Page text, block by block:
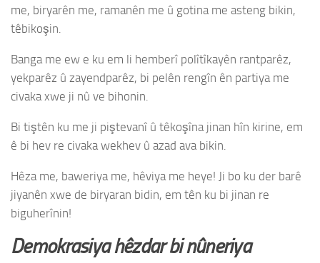
me, biryarên me, ramanên me û gotina me asteng bikin,
têbikoşin.
Banga me ew e ku em li hemberî polîtîkayên rantparêz,
yekparêz û zayendparêz, bi pelên rengîn ên partiya me
civaka xwe ji nû ve bihonin.
Bi tiştên ku me ji piştevanî û têkoşîna jinan hîn kirine, em
ê bi hev re civaka wekhev û azad ava bikin.
Hêza me, baweriya me, hêviya me heye! Ji bo ku der barê
jiyanên xwe de biryaran bidin, em tên ku bi jinan re
biguherînin!
Demokrasiya hêzdar bi nûneriya